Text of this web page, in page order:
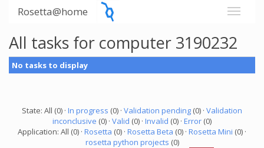
Rosetta@home
All tasks for computer 3190232
No tasks to display
State: All (0) · In progress (0) · Validation pending (0) · Validation
inconclusive (0) · Valid (0) · Invalid (0) · Error (0)
Application: All (0) · Rosetta (0) · Rosetta Beta (0) · Rosetta Mini (0) ·
rosetta python projects (0)